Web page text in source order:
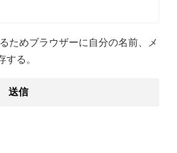
ためブラウザーに自分の名前、メ
る。